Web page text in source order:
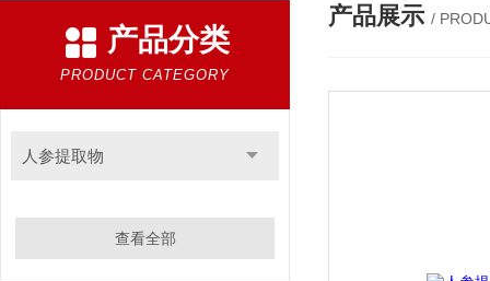
产品分类
PRODUCT CATEGORY
人参提取物
查看全部
产品展示 /